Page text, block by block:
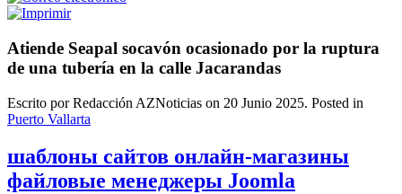
Atiende Seapal socavón ocasionado por la ruptura
de una tubería en la calle Jacarandas
Escrito por Redacción AZNoticias on 20 Junio 2025. Posted in
Puerto Vallarta
шаблоны сайтов онлайн-магазины
файловые менеджеры Joomla